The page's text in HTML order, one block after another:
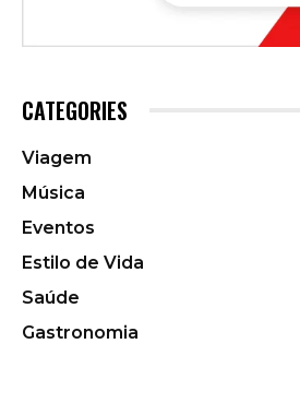
CATEGORIES
Viagem
Música
Eventos
Estilo de Vida
Saúde
Gastronomia